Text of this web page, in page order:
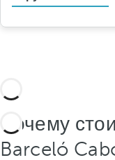
Почему
Barceló